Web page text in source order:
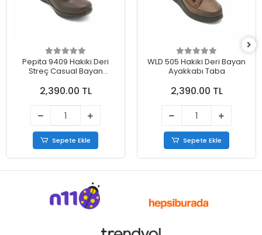
Pepita 9409 Hakiki Deri
Streç Casual Bayan
2,390.00 TL
Sepete Ekle
WLD 505 Hakiki Deri Bayan
Ayakkabı Taba
2,390.00 TL
Sepete Ekle